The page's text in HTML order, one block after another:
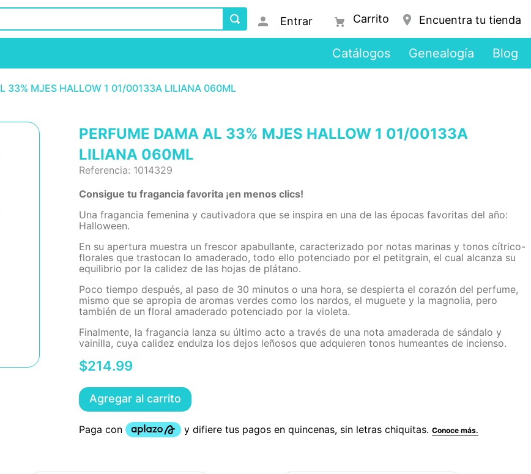
Entrar Encuentra tu tienda
Catálogos Genealogía Blog
33% MJES HALLOW 1 01/00133A LILIANA 060ML
PERFUME DAMA AL 33% MJES HALLOW 1 01/00133A
LILIANA 060ML
Referencia: 1014329
Consigue tu fragancia favorita ¡en menos clics!
Una fragancia femenina y cautivadora que se inspira en una de las épocas favoritas del año:
Halloween.
En su apertura muestra un frescor apabullante, caracterizado por notas marinas y tonos cítrico-
florales que trastocan lo amaderado, todo ello potenciado por el petitgrain, el cual alcanza su
equilibrio por la calidez de las hojas de plátano.
Poco tiempo después, al paso de 30 minutos o una hora, se despierta el corazón del perfume,
mismo que se apropia de aromas verdes como los nardos, el muguete y la magnolia, pero
también de un floral amaderado potenciado por la violeta.
Finalmente, la fragancia lanza su último acto a través de una nota amaderada de sándalo y
vainilla, cuya calidez endulza los dejos leñosos que adquieren tonos humeantes de incienso.
$214.99
Agregar al carrito